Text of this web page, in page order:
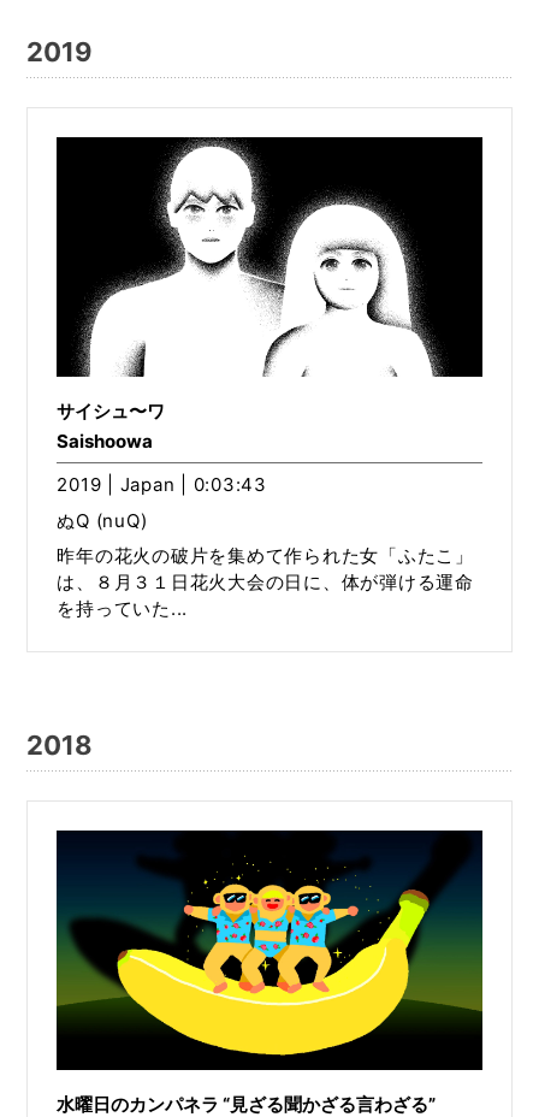
2019
サイシュ〜ワ
Saishoowa
2019 | Japan | 0:03:43
ぬQ (nuQ)
昨年の花火の破片を集めて作られた女「ふたこ」
は、８月３１日花火大会の日に、体が弾ける運命
を持っていた...
2018
水曜日のカンパネラ “見ざる聞かざる言わざる”